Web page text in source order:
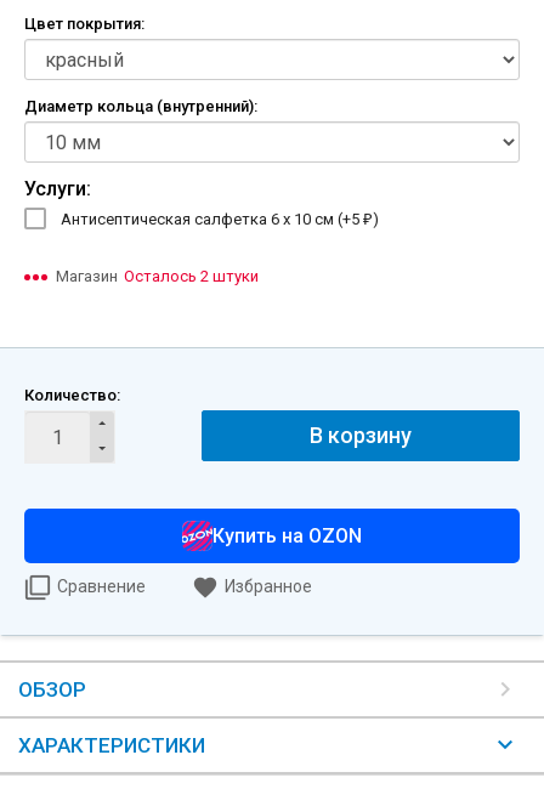
Цвет покрытия:
Диаметр кольца (внутренний):
Услуги:
Антисептическая салфетка 6 х 10 см (+5 ₽)
Магазин Осталось 2 штуки
Количество:
В корзину
Купить на OZON
Сравнение Избранное
ОБЗОР
ХАРАКТЕРИСТИКИ